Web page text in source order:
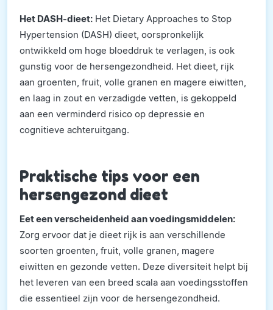
Het DASH-dieet: Het Dietary Approaches to Stop
Hypertension (DASH) dieet, oorspronkelijk
ontwikkeld om hoge bloeddruk te verlagen, is ook
gunstig voor de hersengezondheid. Het dieet, rijk
aan groenten, fruit, volle granen en magere eiwitten,
en laag in zout en verzadigde vetten, is gekoppeld
aan een verminderd risico op depressie en
cognitieve achteruitgang.
Praktische tips voor een
hersengezond dieet
Eet een verscheidenheid aan voedingsmiddelen:
Zorg ervoor dat je dieet rijk is aan verschillende
soorten groenten, fruit, volle granen, magere
eiwitten en gezonde vetten. Deze diversiteit helpt bij
het leveren van een breed scala aan voedingsstoffen
die essentieel zijn voor de hersengezondheid.